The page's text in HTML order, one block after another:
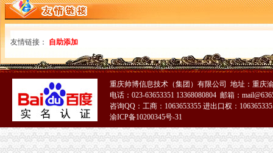
江北区工商分局认真学习贯彻全市1元注册公司工商行政管理工作会议精神
重庆市如何一元钱办公司工商局组织召开处级领导干部年度述职会议
涪陵区工商分局认真贯彻落实全市一元注册公司流程工商行政管理工作会议精神
梁平县工商局认真贯彻落实全市一元注册公司流程工商行政管理工作会议精神
沙坪坝区工商分局深入传达贯彻全市免费注册公司工商行政管理会议精神
合川工商局全面贯彻全市0元注册公司工商工作会议精神
开县工商局认真贯彻全市免费注册公司工商行政管理会议精神
巫山县工商行政管理局全面贯彻落实全市如何一元钱办公司工商工作会议精神
大渡口区工商分局认真传达贯彻全市1元注册公司工商行政管理工作会议精神
南川工商局认真贯彻落实全市一元注册公司流程工商行政管理工作会议精神
经开区工商分局积极贯彻全市一元注册公司流程工商工作会议精神
万州区工商局0元注册公司举行迎春普通话朗诵竞赛
友情链接： 自助添加
重庆帅博信息技术（集团）有限公司 地址：重庆
电话：023-63653351 13368080804 邮箱：
咨询QQ：工商：1063653355 进出口权：
渝ICP备10200345号-31